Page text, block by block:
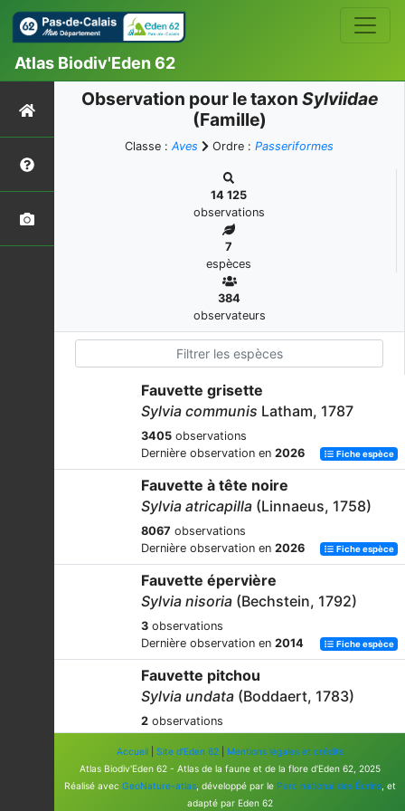
Atlas Biodiv'Eden 62
Observation pour le taxon Sylviidae
(Famille)
Classe : Aves Ordre : Passeriformes
14 125
observations
7
espèces
384
observateurs
Fauvette grisette
Sylvia communis Latham, 1787
3405 observations
Dernière observation en 2026 Fiche espèce
Fauvette à tête noire
Sylvia atricapilla (Linnaeus, 1758)
8067 observations
Dernière observation en 2026 Fiche espèce
Fauvette épervière
Sylvia nisoria (Bechstein, 1792)
3 observations
Dernière observation en 2014 Fiche espèce
Fauvette pitchou
Sylvia undata (Boddaert, 1783)
2 observations
Fauvette des jardins
Sylvia borin(Boddaert, 1783)
Accueil| Site d'Eden 62|
Mentions légales et crédits
Atlas Biodiv'Eden 62 - Atlas de la faune et de la flore d'Eden 62, 2025
Réalisé avec GeoNature-atlas, développé par le Parc national des Écrins, et
adapté par Eden 62